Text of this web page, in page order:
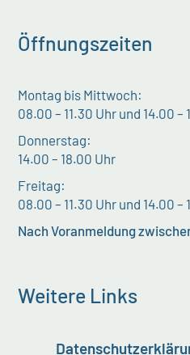
Öffnungszeiten
Montag bis Mittwoch:
08.00 – 11.30 Uhr und 14.00 –
Donnerstag:
14.00 – 18.00 Uhr
Freitag:
08.00 – 11.30 Uhr und 14.00 –
Nach Voranmeldung
Weitere Links